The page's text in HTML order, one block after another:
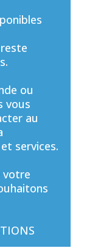
ou
vous
au
services.
votre